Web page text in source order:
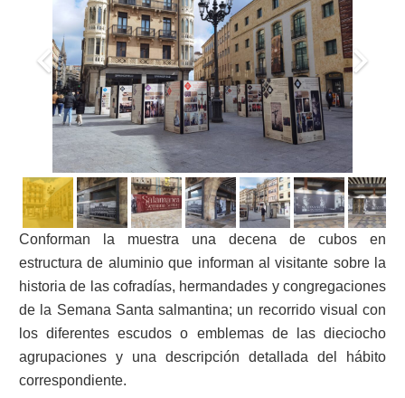
Conforman la muestra una decena de cubos en
estructura de aluminio que informan al visitante sobre la
historia de las cofradías, hermandades y congregaciones
de la Semana Santa salmantina; un recorrido visual con
los diferentes escudos o emblemas de las dieciocho
agrupaciones y una descripción detallada del hábito
correspondiente.